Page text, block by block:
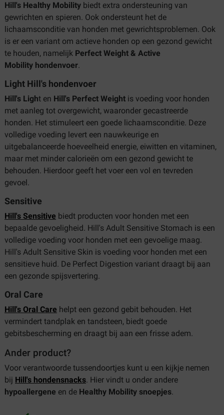
Hill's Healthy Mobility biedt extra ondersteuning van
gewrichten en spieren. Ook ondersteunt het de
lichaamsconditie van honden met gewrichtsproblemen. Ook
is er een variant om actieve honden op een gezond gewicht
te houden, namelijk Perfect Weight & Active
Mobility hondenvoer.
Light Hill's hondenvoer
Hill's Light en Hill's Perfect Weight is voeding voor honden
met aanleg tot overgewicht, waaronder gecastreerde
honden. Het stimuleert een goede lichaamsconditie. Deze
volledige voeding levert een nauwkeurige en
uitgebalanceerde hoeveelheid energie, eiwitten en vitaminen,
maar met minder calorieën om een gezond gewicht te
behouden. Hierdoor geeft het voer een vol en tevreden
gevoel.
Sensitive
Hill's Sensitive biedt producten voor honden met een
bepaalde gevoeligheid. Hill's Adult Sensitive Stomach is een
volledige voeding voor honden met een gevoelige maag.
Hill's Adult Sensitive Skin is voeding voor honden met een
sensitieve huid. De Perfect Digestion variant draagt bij aan
een gezonde spijsvertering.
Oral Care
Hill's Oral Care helpt een gezond gebit behouden. Het
vermindert tandplak en tandsteen, biedt goede
gebitsbescherming en draagt bij aan een frisse adem.
Ander product?
Voor verantwoorde tussendoortjes kunt u een kijkje nemen
bij Hill's hondensnacks. Hier vindt u onder andere
hypoallergene en de Healthy Mobility snoepjes.